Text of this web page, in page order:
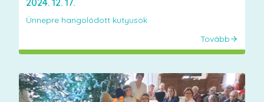
2024. 12. 17.
Ünnepre hangolódott kutyusok
Tovább